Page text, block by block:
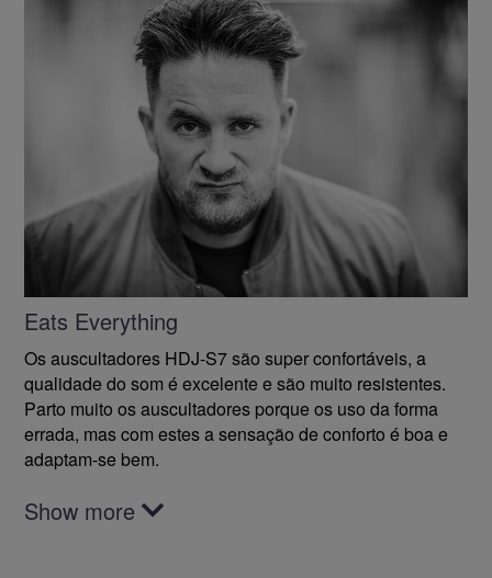
Eats Everything
Os auscultadores HDJ-S7 são super confortáveis, a
qualidade do som é excelente e são muito resistentes.
Parto muito os auscultadores porque os uso da forma
errada, mas com estes a sensação de conforto é boa e
adaptam-se bem.
Show more